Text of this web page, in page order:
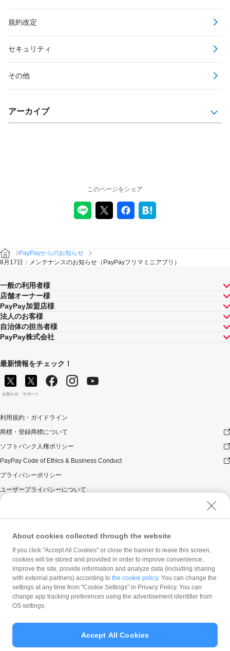
規約改定
セキュリティ
その他
アーカイブ
このページをシェア
PayPayからのお知らせ
8月17日：メンテナンスのお知らせ（PayPayフリマミニアプリ）
一般の利用者様
店舗オーナー様
PayPay加盟店様
法人のお客様
自治体の担当者様
PayPay株式会社
最新情報をチェック！
お知らせ サポート
利用規約・ガイドライン
商標・登録商標について
ソフトバンク人権ポリシー
PayPay Code of Ethics & Business Conduct
プライバシーポリシー
ユーザープライバシーについて
ウェブサイト利用規約
反社会的勢力に対する方針
勧誘方針
マネロン等基本方針
カスタマーハラスメントに関する当社の考え方
© PayPay Corporation
About cookies collected through the website
If you click "Accept All Cookies" or close the banner to leave this screen,
cookies will be stored and provided in order to improve convenience,
improve the site, provide information and analyze data (including sharing
with external partners) according to the cookie policy. You can change the
settings at any time from "Cookie Settings" in Privacy Policy. You can
change app tracking preferences using the advertisement identifier from
OS settings.
Accept All Cookies